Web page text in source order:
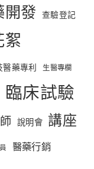
開發 查驗登記
絮
醫藥專利 生醫專欄
臨床試驗
說明會 講座
醫藥行銷